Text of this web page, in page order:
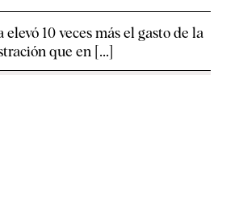
elevó 10 veces más el gasto de la
que en [...]